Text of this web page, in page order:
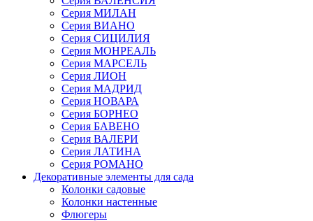
Серия МИЛАН
Серия ВИАНО
Серия СИЦИЛИЯ
Серия МОНРЕАЛЬ
Серия МАРСЕЛЬ
Серия ЛИОН
Серия МАДРИД
Серия НОВАРА
Серия БОРНЕО
Серия БАВЕНО
Серия ВАЛЕРИ
Серия ЛАТИНА
Серия РОМАНО
Декоративные элементы для сада
Колонки садовые
Колонки настенные
Флюгеры